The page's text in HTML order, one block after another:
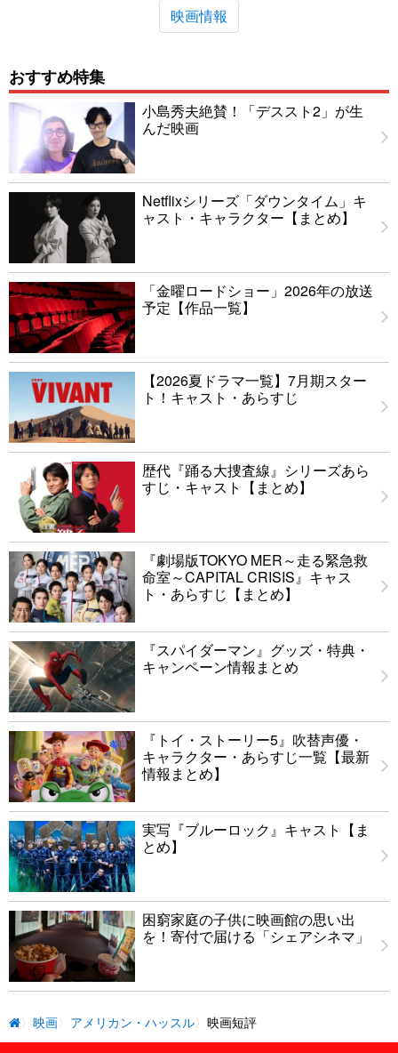
映画情報
おすすめ特集
小島秀夫絶賛！「デススト2」が生
んだ映画
Netflixシリーズ「ダウンタイム」キ
ャスト・キャラクター【まとめ】
「金曜ロードショー」2026年の放送
予定【作品一覧】
【2026夏ドラマ一覧】7月期スター
ト！キャスト・あらすじ
歴代『踊る大捜査線』シリーズあら
すじ・キャスト【まとめ】
『劇場版TOKYO MER～走る緊急救
命室～CAPITAL CRISIS』キャス
ト・あらすじ【まとめ】
『スパイダーマン』グッズ・特典・
キャンペーン情報まとめ
『トイ・ストーリー5』吹替声優・
キャラクター・あらすじ一覧【最新
情報まとめ】
実写『ブルーロック』キャスト【ま
とめ】
困窮家庭の子供に映画館の思い出
を！寄付で届ける「シェアシネマ」
映画 アメリカン・ハッスル 映画短評